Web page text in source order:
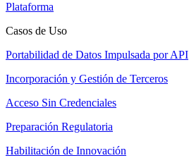
Plataforma
Casos de Uso
Portabilidad de Datos Impulsada por API
Incorporación y Gestión de Terceros
Acceso Sin Credenciales
Preparación Regulatoria
Habilitación de Innovación